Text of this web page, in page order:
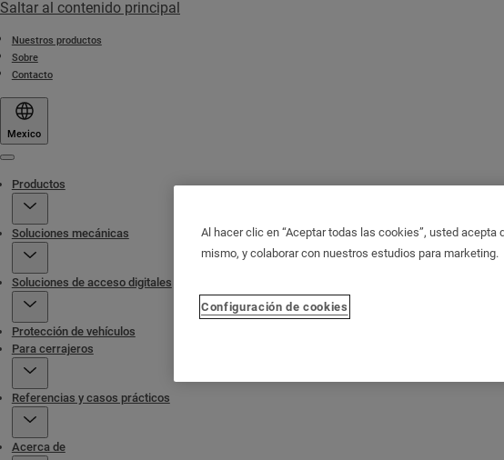
Saltar al contenido principal
Nuestros productos
Sobre
Contacto
Mexico
Productos
Soluciones mecánicas
Soluciones de acceso digitales
Protección de vehículos
Para cerrajeros
Referencias y casos prácticos
Acerca de
Al hacer clic en “Aceptar todas las cookies”, usted
mismo, y colaborar con nuestros estudios para marketing.
Configuración de cookies